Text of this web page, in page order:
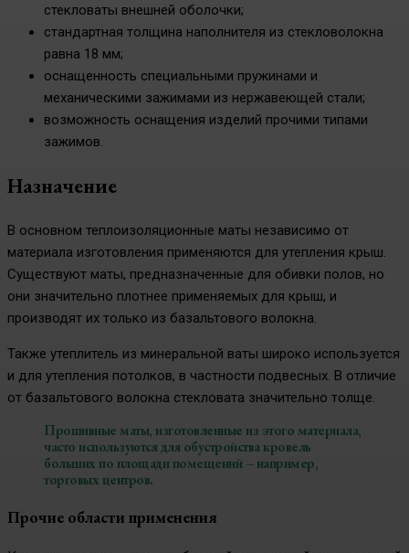
стекловаты внешней оболочки;
стандартная толщина наполнителя из стекловолокна
равна 18 мм;
оснащенность специальными пружинами и
механическими зажимами из нержавеющей стали;
возможность оснащения изделий прочими типами
зажимов.
Назначение
В основном теплоизоляционные маты независимо от
материала изготовления применяются для утепления крыш.
Существуют маты, предназначенные для обивки полов, но
они значительно плотнее применяемых для крыш, и
производят их только из базальтового волокна.
Также утеплитель из минеральной ваты широко используется
и для утепления потолков, в частности подвесных. В отличие
от базальтового волокна стекловата значительно толще.
Прошивные маты, изготовленные из этого материала,
часто используются для обустройства кровель
больших по площади помещений – например,
торговых центров.
Прочие области применения